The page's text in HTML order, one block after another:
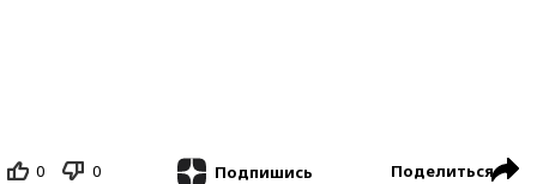
0 0 Подпишись Поделиться